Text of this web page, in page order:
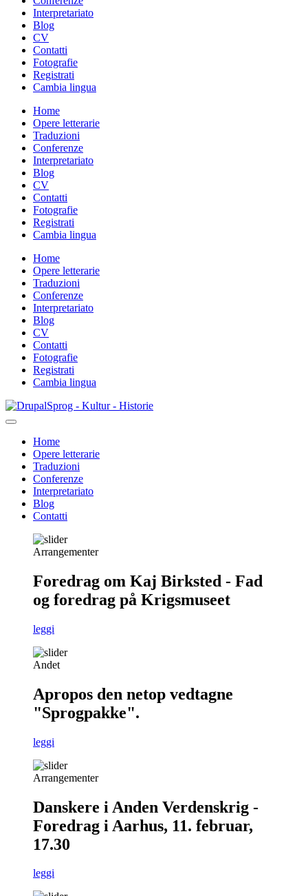
Interpretariato
Blog
CV
Contatti
Fotografie
Registrati
Cambia lingua
Home
Opere letterarie
Traduzioni
Conferenze
Interpretariato
Blog
CV
Contatti
Fotografie
Registrati
Cambia lingua
Home
Opere letterarie
Traduzioni
Conferenze
Interpretariato
Blog
CV
Contatti
Fotografie
Registrati
Cambia lingua
Salta
al
principale
Sprog - Kultur - Historie
Primær
navigation
Home
Opere letterarie
Traduzioni
Conferenze
Interpretariato
Blog
Contatti
Arrangementer
Foredrag om Kaj Birksted - Fad
og foredrag på Krigsmuseet
leggi
Andet
Apropos den netop vedtagne
"Sprogpakke".
leggi
Arrangementer
Danskere i Anden Verdenskrig -
Foredrag i Aarhus, 11. februar,
17.30
leggi